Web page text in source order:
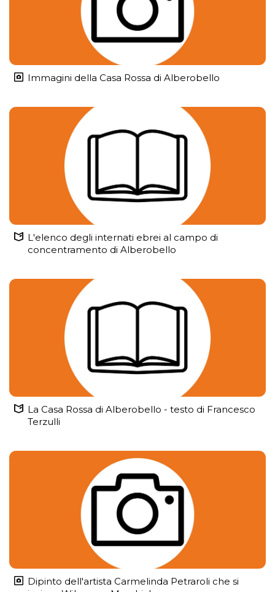
Immagini della Casa Rossa di Alberobello
L'elenco degli internati ebrei al campo di
concentramento di Alberobello
La Casa Rossa di Alberobello - testo di Francesco
Terzulli
Dipinto dell'artista Carmelinda Petraroli che si